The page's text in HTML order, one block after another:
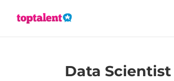
Data Scientist